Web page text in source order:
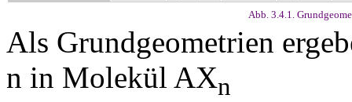
Abb. 3.4.1.
Als Grundgeometrien
n in Molekül AXn